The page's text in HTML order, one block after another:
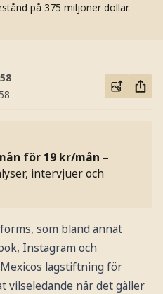
på 375 miljoner dollar.
för 19 kr/mån –
intervjuer och
som bland annat
Instagram och
lagstiftning för
vilseledande när det gäller